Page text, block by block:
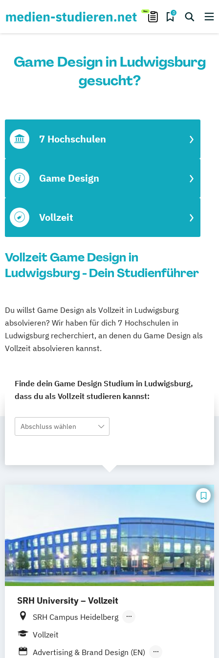
0
Game Design in Ludwigsburg
gesucht?
Vollzeit
Game Design
7 Hochschulen
Vollzeit Game Design in
Ludwigsburg - Dein Studienführer
Du willst Game Design als Vollzeit in Ludwigsburg
absolvieren? Wir haben für dich 7 Hochschulen in
Ludwigsburg recherchiert, an denen du Game Design als
Vollzeit absolvieren kannst.
Finde dein Game Design Studium in Ludwigsburg,
dass du als Vollzeit studieren kannst:
Abschluss wählen
SRH University – Vollzeit
SRH Campus Heidelberg
SRH Campus Berlin
Vollzeit
Advertising & Brand Design (EN)